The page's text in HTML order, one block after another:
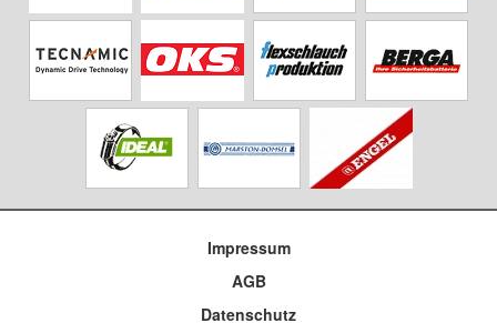
Impressum
AGB
Datenschutz